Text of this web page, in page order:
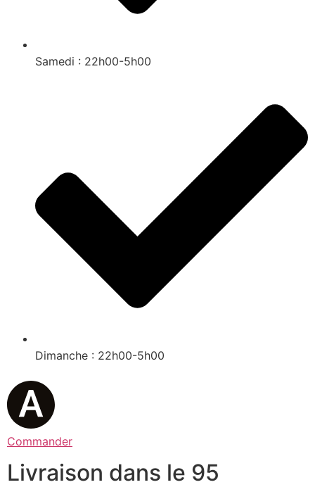
Samedi : 22h00-5h00
Dimanche : 22h00-5h00
Commander
Livraison dans le 95